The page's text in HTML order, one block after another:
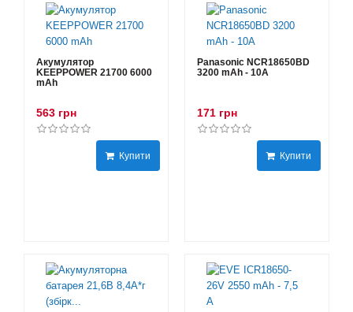
Акумулятор
KEEPPOWER 21700 6000
mAh
563 грн
Купити
Panasonic NCR18650BD
3200 mAh - 10А
171 грн
Купити